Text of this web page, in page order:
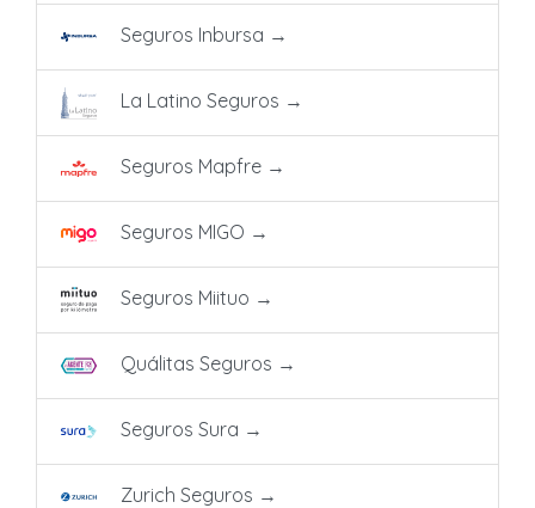
Seguros Inbursa →
La Latino Seguros →
Seguros Mapfre →
Seguros MIGO →
Seguros Miituo →
Quálitas Seguros →
Seguros Sura →
Zurich Seguros →